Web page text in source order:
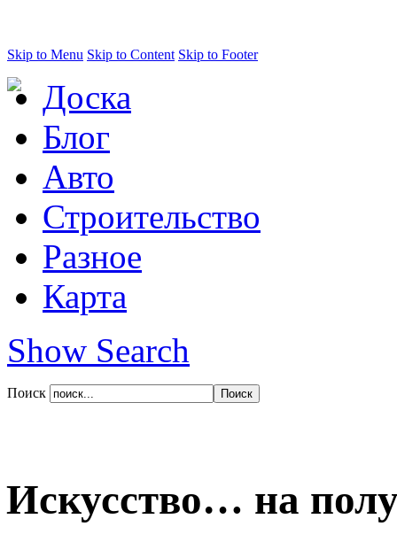
Skip to Menu Skip to Content Skip to Footer
Доска
Блог
Авто
Строительство
Разное
Карта
Show Search
Поиск
Искусство… на